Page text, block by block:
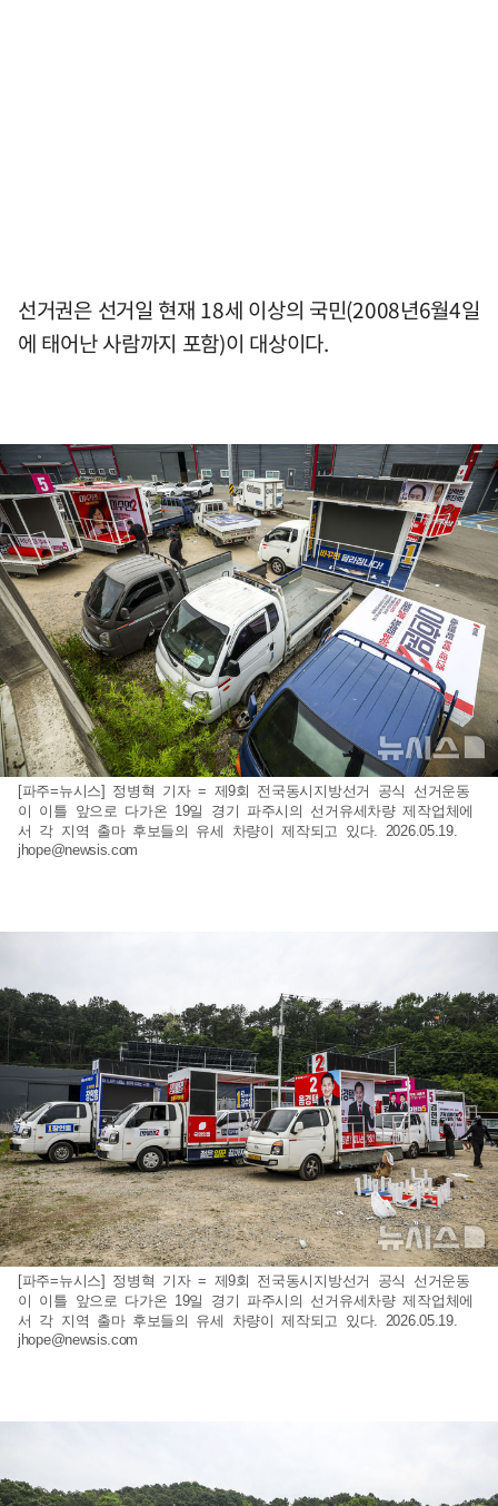
선거권은 선거일 현재 18세 이상의 국민(2008년6월4일
에 태어난 사람까지 포함)이 대상이다.
[파주=뉴시스] 정병혁 기자 = 제9회 전국동시지방선거 공식 선거운동
이 이틀 앞으로 다가온 19일 경기 파주시의 선거유세차량 제작업체에
서 각 지역 출마 후보들의 유세 차량이 제작되고 있다. 2026.05.19.
jhope@newsis.com
[파주=뉴시스] 정병혁 기자 = 제9회 전국동시지방선거 공식 선거운동
이 이틀 앞으로 다가온 19일 경기 파주시의 선거유세차량 제작업체에
서 각 지역 출마 후보들의 유세 차량이 제작되고 있다. 2026.05.19.
jhope@newsis.com